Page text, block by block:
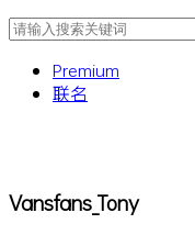
Premium
联名
Vansfans_Tony